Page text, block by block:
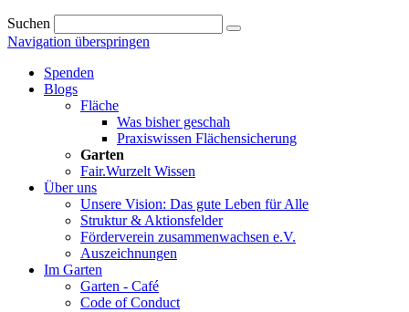
Suchen
Navigation überspringen
Spenden
Blogs
Fläche
Was bisher geschah
Praxiswissen Flächensicherung
Garten
Fair.Wurzelt Wissen
Über uns
Unsere Vision: Das gute Leben für Alle
Struktur & Aktionsfelder
Förderverein zusammenwachsen e.V.
Auszeichnungen
Im Garten
Garten - Café
Code of Conduct